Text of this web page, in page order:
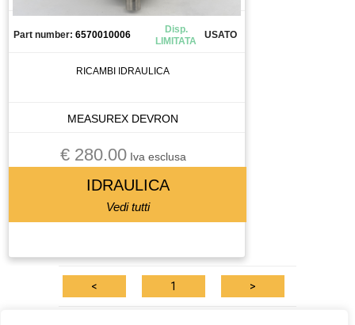
CASSETTO DI SALDATURA
CENTRALINA
CHILLER
CHIUSURA PNEUMATICA
CHIUSURA PNEUMATICAA
CIABATTA DI CONNESSIONE
CIRCUITO STAMPATO
CIRCUITO STAMPATOTO
Part number: 6570010006
Disp.
LIMITATA
USATO
RICAMBI IDRAULICA
MEASUREX DEVRON
€ 280.00Iva esclusa
IDRAULICA
Vedi tutti
< 1 >